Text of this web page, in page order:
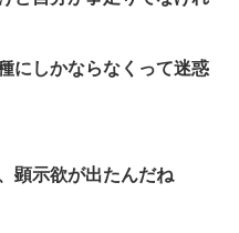
にしかならなくって迷惑
顕示欲が出たんだね